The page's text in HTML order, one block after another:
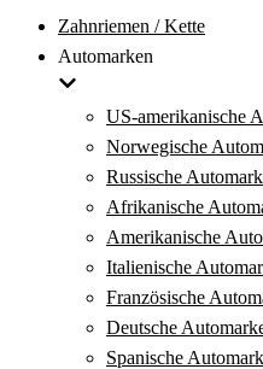
Zahnriemen / Kette
Automarken
US-amerikanische
Norwegische
Russische
Afrikanische
Amerikanische
Italienische
Französische
Deutsche
Spanische